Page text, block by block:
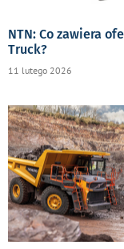
NTN: Co zawiera
Truck?
11 lutego 2026